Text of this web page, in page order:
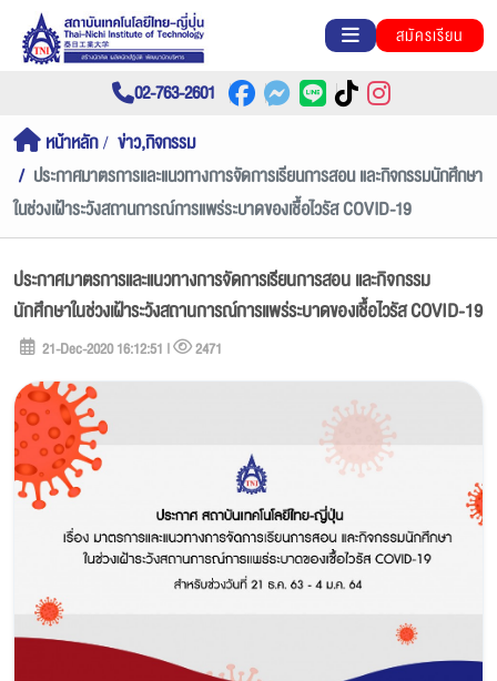
สมัครเรียน
02-763-2601
หน้าหลัก
ข่าว,กิจกรรม
ประกาศมาตรการและแนวทางการจัดการเรียนการสอน และกิจกรรมนักศึกษา
ในช่วงเฝ้าระวังสถานการณ์การแพร่ระบาดของเชื้อไวรัส COVID-19
ประกาศมาตรการและแนวทางการจัดการเรียนการสอน และกิจกรรม
นักศึกษาในช่วงเฝ้าระวังสถานการณ์การแพร่ระบาดของเชื้อไวรัส COVID-19
21-Dec-2020 16:12:51 | 2471